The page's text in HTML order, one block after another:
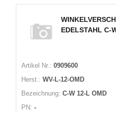
EDELSTAHL C-
Artikel Nr.: 0909600
Herst.: WV-L-12-OMD
Bezeichnung: C-W 12-L OMD
PN: -